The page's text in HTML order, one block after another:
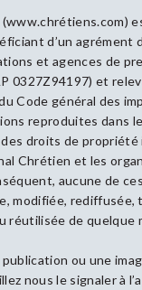
d’un agrément
et agences de
0327Z94197) et
Code général des
reproduites dans
droits de
Chrétien et les
aucune de
modifiée, rediffusée,
réutilisée de quelque
ou une
nous le signaler à